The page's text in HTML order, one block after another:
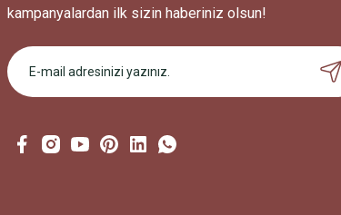
kampanyalardan ilk sizin haberiniz olsun!